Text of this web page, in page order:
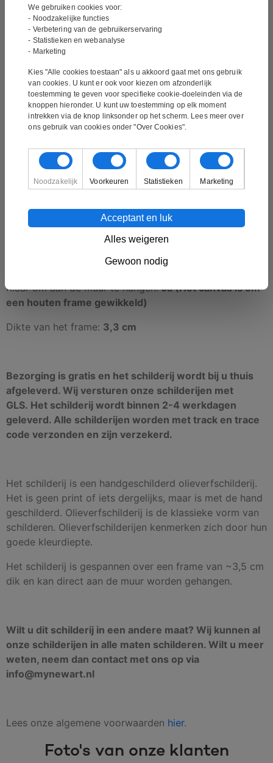
is momenteel aan het drogen. We
verwachten dat het eind juli of begin
augustus droog genoeg is voor
verzending.
Schilderij – Far Away
Handtekening:
Gesigneerd door de kunstenaar
De kunstenaar:Peter Hall
Techniek:
Handgeschilderd
Olieverfschilderij
Formaat van het schilderij:120 x 80 cm
Klaar om aan de muur te hangen:Ja (Het canvas is om
een houten frame gewikkeld)
Dikte van het frame: 3,3 cm
Bezorging is gratis en het schilderij wordt bij u thuis
afgeleverd. Wij versturen onze schilderijen met
GLS. Het schilderij wordt binnen 2-4 werkdagen
geleverd. Alle schilderijen worden met track en trace
code verzonden en zijn verzekerd.
Het schilderij is een handgeschilderd olieverfschilderij.
Het is geen print of iets dergelijks, maar is met de hand
geschilderd. Olieverfschilderij is de klassieke vorm van
schilderen. Olieverfschilderijen kenmerken zich door hun
goede kleurdiepte.
Het schilderij is gespannen over een frame van ~3,5 cm
dik en kan direct aan de muur worden gehangen.
Wilt u dit schilderij in een andere maat? Wij kunnen al
onze schilderijen in alle maten schilderen. Wilt u meer
weten, neem dan contact met ons op via
info@mynewart.nl
Lees onze algemene voorwaarden hier.
Foto's van onze klanten
We gebruiken cookies voor:
- Noodzakelijke functies
- Verbetering van de gebruikerservaring
- Statistieken en webanalyse
- Marketing
Kies "Alle cookies toestaan" als u akkoord gaat met ons gebruik
van cookies. U kunt er ook voor kiezen om afzonderlijk
toestemming te geven voor specifieke cookie-doeleinden via de
knoppen hieronder. U kunt uw toestemming op elk moment
intrekken via de knop linksonder op het scherm. Lees meer over
ons gebruik van cookies onder "Over Cookies".
Noodzakelijk Voorkeuren Statistieken Marketing
Alles weigeren
Gewoon nodig
Acceptant en luk